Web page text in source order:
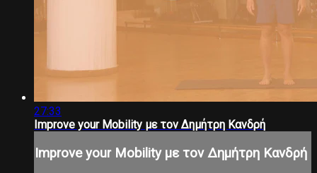
27:33
Improve your Mobility με τον Δημήτρη Κανδρή
Improve your Mobility με τον Δημήτρη Κανδρή